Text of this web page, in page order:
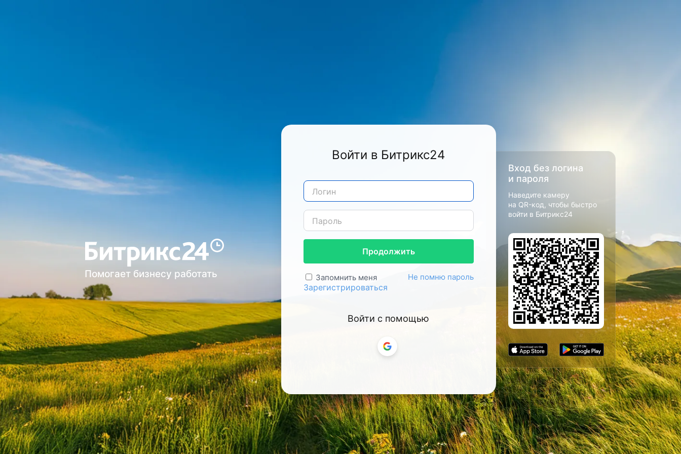
Помогает бизнесу работать
Войти в Битрикс24
Продолжить
Запомнить меня Не помню пароль
Зарегистрироваться
Войти с помощью
Вход без логина
и пароля
Наведите камеру
на QR-код, чтобы быстро
войти в Битрикс24